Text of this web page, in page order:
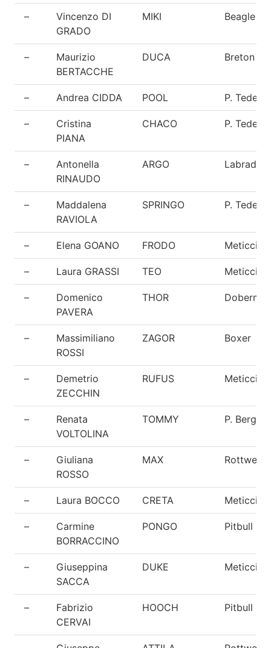
–
Vincenzo DI
GRADO
MIKI Beagle
–
Maurizio
BERTACCHE
DUCA Breton
– Andrea CIDDA POOL P.
–
Cristina
PIANA
CHACO P.
–
Antonella
RINAUDO
ARGO Labrador
–
Maddalena
RAVIOLA
SPRINGO P.
– Elena GOANO FRODO Meticcio
– Laura GRASSI TEO Meticcio
–
Domenico
PAVERA
THOR
–
Massimiliano
ROSSI
ZAGOR Boxer
–
Demetrio
ZECCHIN
RUFUS Meticcio
–
Renata
VOLTOLINA
TOMMY P.
–
Giuliana
ROSSO
MAX Rottweiler
– Laura BOCCO CRETA Meticcio
–
Carmine
BORRACCINO
PONGO Pitbull
–
Giuseppina
SACCA
DUKE Meticcio
–
Fabrizio
CERVAI
HOOCH Pitbull